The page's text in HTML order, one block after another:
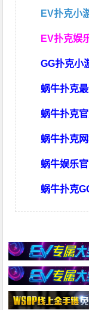
EV扑克小
EV扑克娱
GG扑克小
蜗牛扑克
蜗牛扑克
蜗牛扑克
蜗牛娱乐
蜗牛扑克